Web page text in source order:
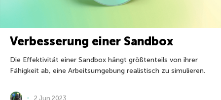
Verbesserung einer Sandbox
Die Effektivität einer Sandbox hängt größtenteils von ihrer
Fähigkeit ab, eine Arbeitsumgebung realistisch zu simulieren.
2 Jun 2023